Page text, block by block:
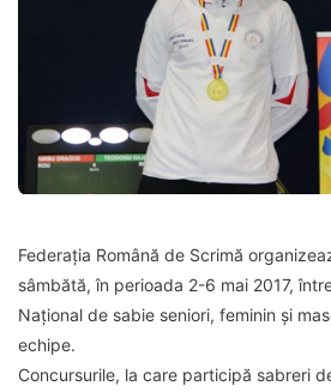
Federația Română de Scrimă
sâmbătă, în perioada 2-6 mai 2017,
Național de sabie seniori, feminin și
echipe.
Concursurile, la care participă sabreri